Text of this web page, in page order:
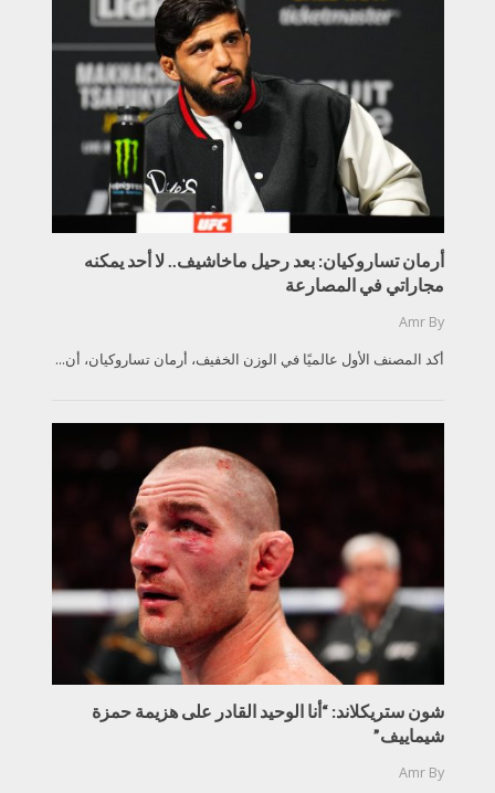
أرمان تساروكيان: بعد رحيل ماخاشيف.. لا أحد يمكنه
مجاراتي في المصارعة
By
Amr
أكد المصنف الأول عالميًا في الوزن الخفيف، أرمان تساروكيان، أن...
شون ستريكلاند: “أنا الوحيد القادر على هزيمة حمزة
شيماييف”
By
Amr